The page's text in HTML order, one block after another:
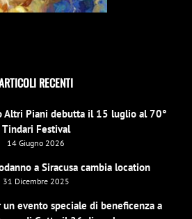
RECENTI
Altri Piani debutta il 15 luglio al 70°
Tindari Festival
14 Giugno 2026
a Siracusa cambia location
31 Dicembre 2025
evento speciale di beneficenza a